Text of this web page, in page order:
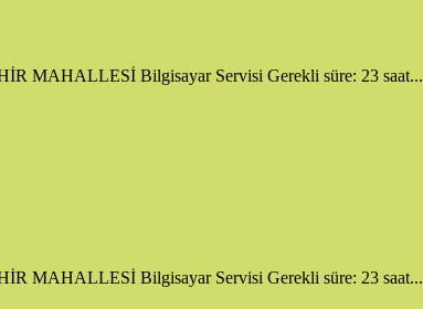
MAHALLESİ Bilgisayar Servisi Gerekli süre: 23 saat...
MAHALLESİ Bilgisayar Servisi Gerekli süre: 23 saat...